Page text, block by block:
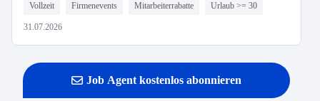
Vollzeit Firmenevents Mitarbeiterrabatte Urlaub >= 30
31.07.2026
Job Agent kostenlos abonnieren